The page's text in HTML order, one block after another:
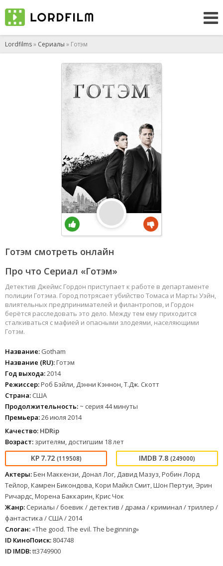
Lordfilms» Сериалы » Готэм
Готэм смотреть онлайн
Про что Сериал «Готэм»
Детектив Джеймс Гордон приступает к работе в департаменте
полиции Готэма. Город потрясает убийство Томаса и Марты Уэйн,
влиятельных предпринимателей и филантропов, и Гордон
берётся расследовать это дело. Между тем ему приходится
сталкиваться с мафией и опасными злодеями, населяющими
Готэм.
Название: Gotham
Название (RU):Готэм
Год выхода:2014
Режиссер:Роб Бэйли, Дэнни Кэннон, Т.Дж. Скотт
Страна: США
Продолжительность: ~ серия 44 минуты
Премьера:26 июля 2014
Качество: HDRip
Возраст: зрителям, достигшим 18 лет
7.72 (119508) 7.8 (249000)
Актеры:Бен Маккензи, Донал Лог, Давид Мазуз, Робин Лорд
Тейлор, Камрен Бикондова, Кори Майкл Смит, Шон Пертуи, Эрин
Ричардс, Морена Баккарин, Крис Чок
Жанр: Сериалы / боевик / детектив / драма / криминал / триллер /
фантастика / США / 2014
Слоган: «The good. The evil. The beginning»
ID КиноПоиск: 804748
ID IMDB:tt3749900